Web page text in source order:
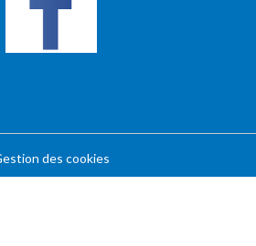
des cookies